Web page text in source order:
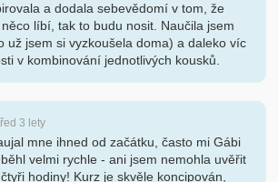
a dodala sebevědomí v tom, že
líbí, tak to budu nosit. Naučila jsem
už jsem si vyzkoušela doma) a daleko víc
v kombinování jednotlivých kousků.
3 lety
mne ihned od začátku, často mi Gábi
velmi rychle - ani jsem nemohla uvěřit
hodiny! Kurz je skvěle koncipován,